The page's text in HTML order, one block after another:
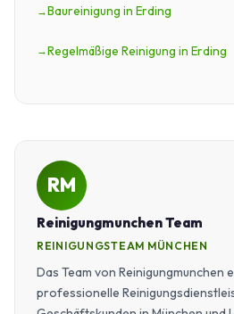
Baureinigung in Erding
Regelmäßige Reinigung in Erding
RM
Reinigungmunchen Team
REINIGUNGSTEAM MÜNCHEN
Das Team von Reinigungmunchen
professionelle